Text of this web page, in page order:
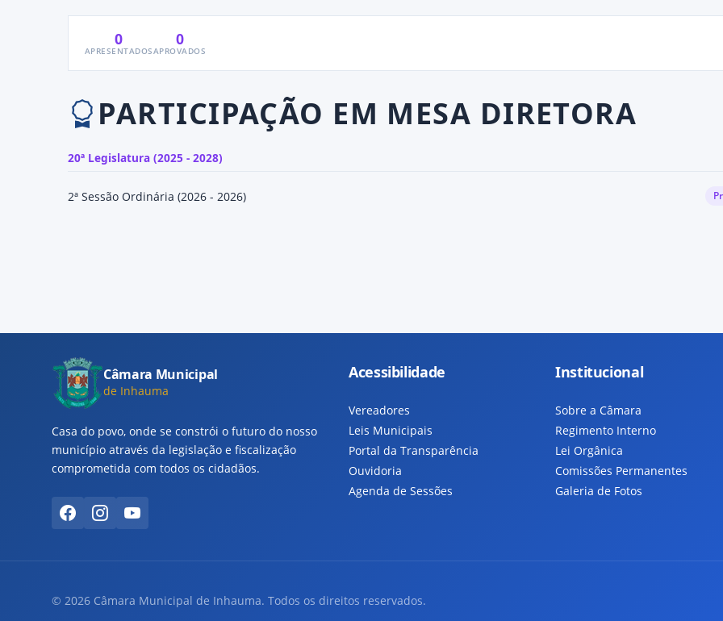
0
APRESENTADOS
0
APROVADOS
PARTICIPAÇÃO EM MESA DIRETORA
20ª Legislatura (2025 - 2028)
2ª Sessão Ordinária (2026 - 2026)
Câmara Municipal
de Inhauma
Casa do povo, onde se constrói o futuro do nosso
município através da legislação e fiscalização
comprometida com todos os cidadãos.
Acessibilidade
Vereadores
Leis Municipais
Portal da Transparência
Ouvidoria
Agenda de Sessões
Institucional
Sobre a Câmara
Regimento Interno
Lei Orgânica
Comissões Permanentes
Galeria de Fotos
© 2026 Câmara Municipal de Inhauma. Todos os direitos reservados.